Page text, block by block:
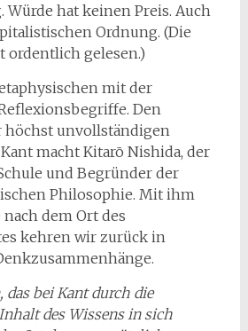
Würde hat keinen Preis. Auch
Ordnung. (Die
ordentlich gelesen.)
mit der
Den
höchst unvollständigen
macht Kitarō Nishida, der
und Begründer der
Philosophie. Mit ihm
dem Ort des
kehren wir zurück in
das bei Kant durch die
des Wissens in sich